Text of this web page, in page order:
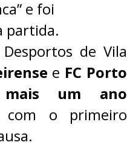
e foi
partida.
de Vila
e FC Porto
um ano
o primeiro